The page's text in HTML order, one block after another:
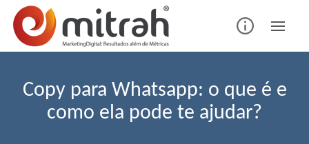
Skip
content
Copy para Whatsapp: o que é e
como ela pode te ajudar?